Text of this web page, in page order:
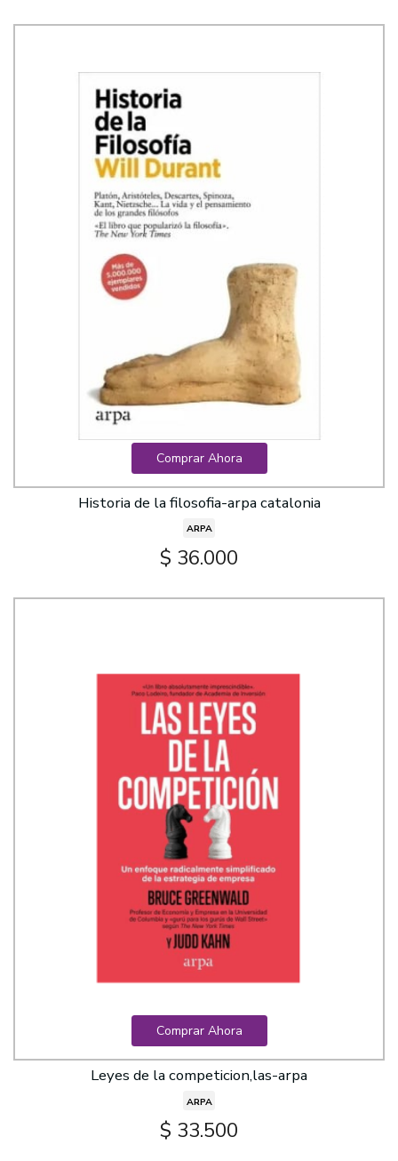
Comprar Ahora
Historia de la filosofia-arpa catalonia
ARPA
$ 36.000
Comprar Ahora
Leyes de la competicion,las-arpa
ARPA
$ 33.500